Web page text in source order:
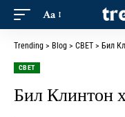
Aa
Trending > Blog > СВЕТ > Бил
СВЕТ
Бил Клинтон